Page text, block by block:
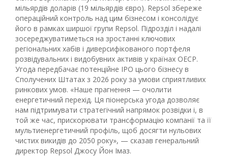
мільярдів доларів (19 мільярдів євро). Repsol збереже
операційний контроль над цим бізнесом і консолідує
його в рамках ширшої групи Repsol. Підрозділ і надалі
зосереджуватиметься на зростанні ключових
регіональних хабів і диверсифікованого портфеля
розвідувальних і видобувних активів у країнах ОЕСР.
Угода передбачає потенційне IPO цього бізнесу в
Сполучених Штатах з 2026 року за умови сприятливих
ринкових умов. «Наше прагнення — очолити
енергетичний перехід. Ця піонерська угода дозволяє
нам підтримувати стратегічний напрямок розвідки і, в
той же час, прискорювати трансформацію компанії та її
мультиенергетичний профіль, щоб досягти нульових
чистих викидів до 2050 року», — сказав генеральний
директор Repsol Джосу Йон Імаз.